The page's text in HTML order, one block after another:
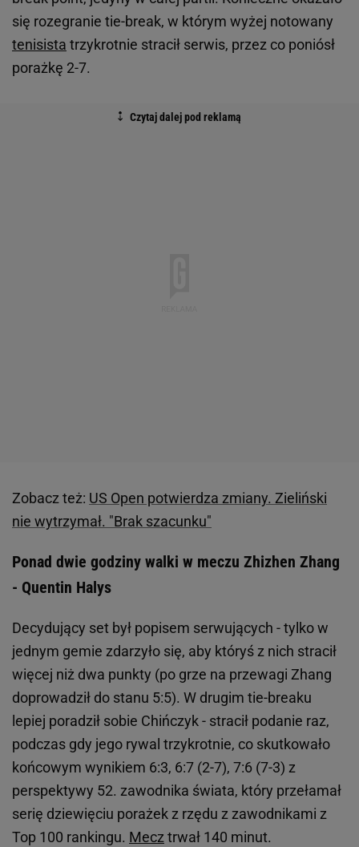
się rozegranie tie-break, w którym wyżej notowany
tenisista trzykrotnie stracił serwis, przez co poniósł
porażkę 2-7.
Zobacz też: US Open potwierdza zmiany. Zieliński
nie wytrzymał. "Brak szacunku"
Ponad dwie godziny walki w meczu Zhizhen Zhang
- Quentin Halys
Decydujący set był popisem serwujących - tylko w
jednym gemie zdarzyło się, aby któryś z nich stracił
więcej niż dwa punkty (po grze na przewagi Zhang
doprowadził do stanu 5:5). W drugim tie-breaku
lepiej poradził sobie Chińczyk - stracił podanie raz,
podczas gdy jego rywal trzykrotnie, co skutkowało
końcowym wynikiem 6:3, 6:7 (2-7), 7:6 (7-3) z
perspektywy 52. zawodnika świata, który przełamał
serię dziewięciu porażek z rzędu z zawodnikami z
Top 100 rankingu. Mecztrwał 140 minut.